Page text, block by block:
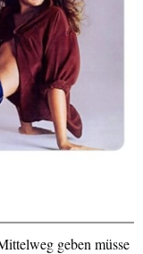
geben müsse